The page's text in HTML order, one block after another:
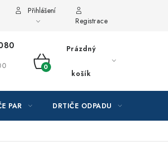
Přihlášení
Registrace
NÁKUPNÍ
Prázdný
košík
PAR DRTIČE ODPADU